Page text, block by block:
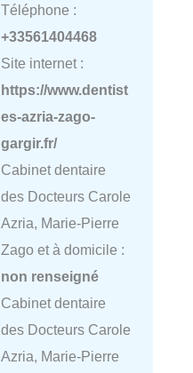
Téléphone :
+33561404468
Site internet :
https://www.dentist
es-azria-zago-
gargir.fr/
Cabinet dentaire
des Docteurs Carole
Azria, Marie-Pierre
Zago et à domicile :
non renseigné
Cabinet dentaire
des Docteurs Carole
Azria, Marie-Pierre